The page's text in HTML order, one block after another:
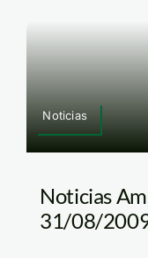
Noticias
Noticias
31/08/